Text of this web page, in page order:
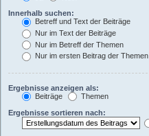
Innerhalb suchen:
Betreff und Text der Beiträge
Nur im Text der Beiträge
Nur im Betreff der Themen
Nur im ersten Beitrag der Themen
Ergebnisse anzeigen als:
Beiträge
Themen
Ergebnisse sortieren nach: